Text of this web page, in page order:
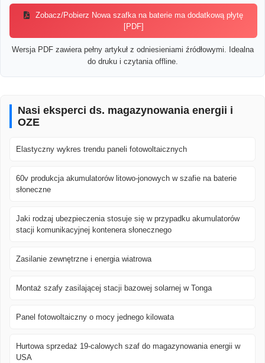
Zobacz/Pobierz Nowa szafka na baterie ma dodatkową płytę
[PDF]
Wersja PDF zawiera pełny artykuł z odniesieniami źródłowymi. Idealna
do druku i czytania offline.
Nasi eksperci ds. magazynowania energii i
OZE
Elastyczny wykres trendu paneli fotowoltaicznych
60v produkcja akumulatorów litowo-jonowych w szafie na baterie
słoneczne
Jaki rodzaj ubezpieczenia stosuje się w przypadku akumulatorów
stacji komunikacyjnej kontenera słonecznego
Zasilanie zewnętrzne i energia wiatrowa
Montaż szafy zasilającej stacji bazowej solarnej w Tonga
Panel fotowoltaiczny o mocy jednego kilowata
Hurtowa sprzedaż 19-calowych szaf do magazynowania energii w
USA